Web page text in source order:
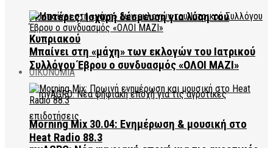
Γκουτέρες: Ισχυρή δέσμευση για λύση του
Κυπριακού
ΟΙΚΟΝΟΜΙΑ
Μπαίνει στη «μάχη» των εκλογών του Ιατρικού
Συλλόγου Έβρου ο συνδυασμός «ΟΛΟΙ ΜΑΖΙ»
Morning Mix 30.04: Ενημέρωση & μουσική στο
Heat Radio 88.3